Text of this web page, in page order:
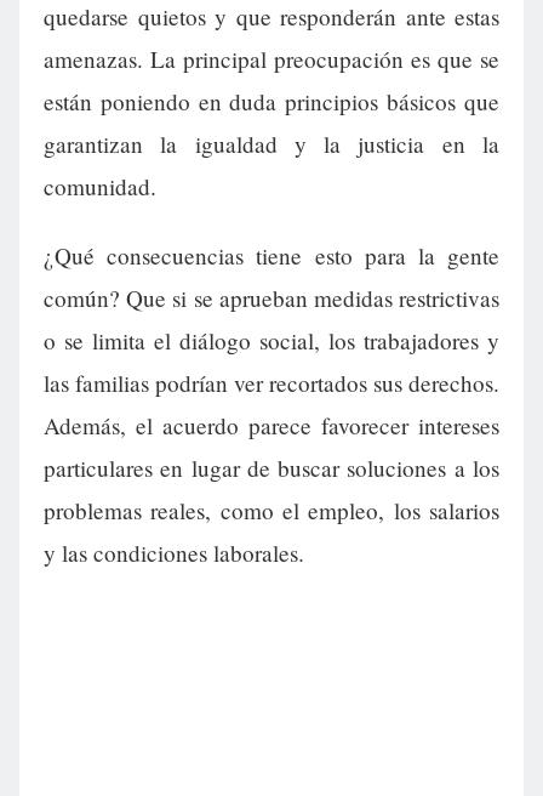
quedarse quietos y que responderán ante estas
amenazas. La principal preocupación es que se
están poniendo en duda principios básicos que
garantizan la igualdad y la justicia en la
comunidad.
¿Qué consecuencias tiene esto para la gente
común? Que si se aprueban medidas restrictivas
o se limita el diálogo social, los trabajadores y
las familias podrían ver recortados sus derechos.
Además, el acuerdo parece favorecer intereses
particulares en lugar de buscar soluciones a los
problemas reales, como el empleo, los salarios
y las condiciones laborales.